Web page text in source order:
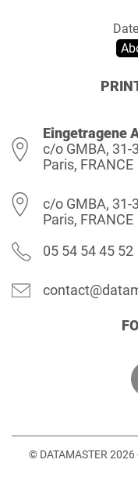
Eingetragene
c/o GMBA, 31-
Paris, FRANCE
c/o GMBA, 31-
Paris, FRANCE
05 54 54 45 52
© DATAMASTER 2026